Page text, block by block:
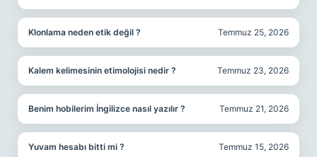
Klonlama neden etik değil ? Temmuz 25, 2026
Kalem kelimesinin etimolojisi nedir ? Temmuz 23, 2026
Benim hobilerim İngilizce nasıl yazılır ? Temmuz 21, 2026
Yuvam hesabı bitti mi ? Temmuz 15, 2026